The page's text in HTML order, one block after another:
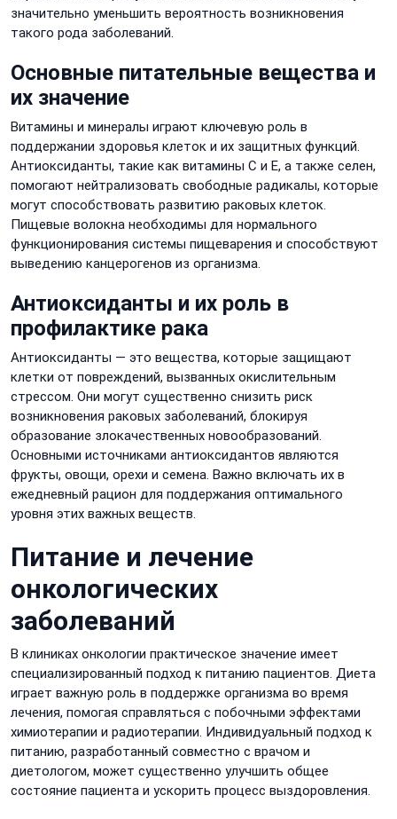
значительно уменьшить вероятность возникновения
такого рода заболеваний.
Основные питательные вещества и
их значение
Витамины и минералы играют ключевую роль в
поддержании здоровья клеток и их защитных функций.
Антиоксиданты, такие как витамины C и E, а также селен,
помогают нейтрализовать свободные радикалы, которые
могут способствовать развитию раковых клеток.
Пищевые волокна необходимы для нормального
функционирования системы пищеварения и способствуют
выведению канцерогенов из организма.
Антиоксиданты и их роль в
профилактике рака
Антиоксиданты — это вещества, которые защищают
клетки от повреждений, вызванных окислительным
стрессом. Они могут существенно снизить риск
возникновения раковых заболеваний, блокируя
образование злокачественных новообразований.
Основными источниками антиоксидантов являются
фрукты, овощи, орехи и семена. Важно включать их в
ежедневный рацион для поддержания оптимального
уровня этих важных веществ.
Питание и лечение
онкологических
заболеваний
В клиниках онкологии практическое значение имеет
специализированный подход к питанию пациентов. Диета
играет важную роль в поддержке организма во время
лечения, помогая справляться с побочными эффектами
химиотерапии и радиотерапии. Индивидуальный подход к
питанию, разработанный совместно с врачом и
диетологом, может существенно улучшить общее
состояние пациента и ускорить процесс выздоровления.